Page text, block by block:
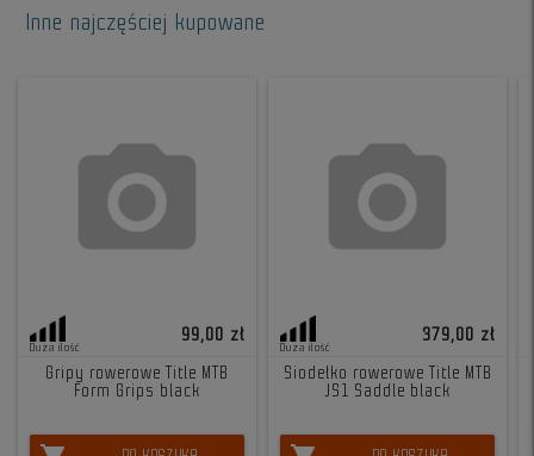
Inne najczęściej kupowane
Duża ilość
99,00 zł
Gripy rowerowe Title MTB
Form Grips black
Duża ilość
379,00 zł
Siodełko rowerowe Title MTB
JS1 Saddle black